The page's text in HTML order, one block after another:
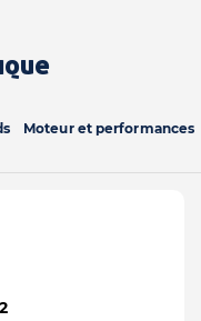
Moteur et performances